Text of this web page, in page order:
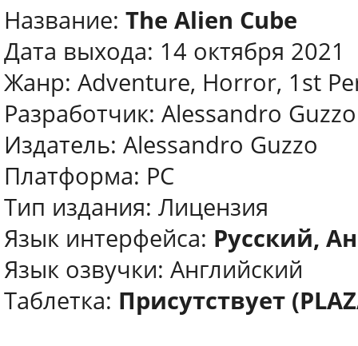
Название: The Alien Cube
Дата выхода: 14 октября 2021
Жанр: Adventure, Horror, 1st
Разработчик: Alessandro Guzzo
Издатель: Alessandro Guzzo
Платформа: PC
Тип издания: Лицензия
Язык интерфейса: Русский,
Язык озвучки: Английский
Таблетка: Присутствует